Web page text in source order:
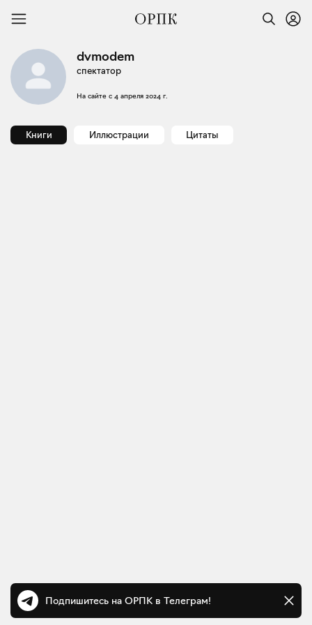
dvmodem
спектатор
На сайте с 4 апреля 2024 г.
Книги Иллюстрации Цитаты
Подпишитесь на ОРПК в Телеграм!